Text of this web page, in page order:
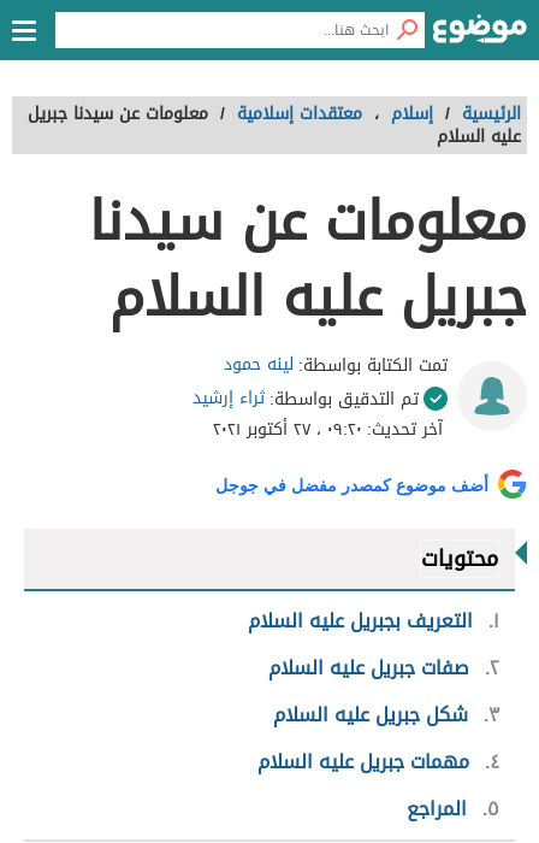
الرئيسية / إسلام ، معتقدات إسلامية / معلومات عن سيدنا جبريل
عليه السلام
معلومات عن سيدنا
جبريل عليه السلام
تمت الكتابة بواسطة: لينه حمود
تم التدقيق بواسطة:ثراء إرشيد
آخر تحديث: ٠٩:٢٠ ، ٢٧ أكتوبر ٢٠٢١
أضف موضوع كمصدر مفضل في جوجل
محتويات
١
التعريف بجبريل عليه السلام
٢ صفات جبريل عليه السلام
٣ شكل جبريل عليه السلام
٤ مهمات جبريل عليه السلام
٥
المراجع